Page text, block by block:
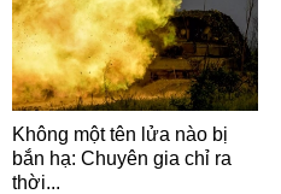
Không một tên lửa nào bị
bắn hạ: Chuyên gia chỉ ra
thời...